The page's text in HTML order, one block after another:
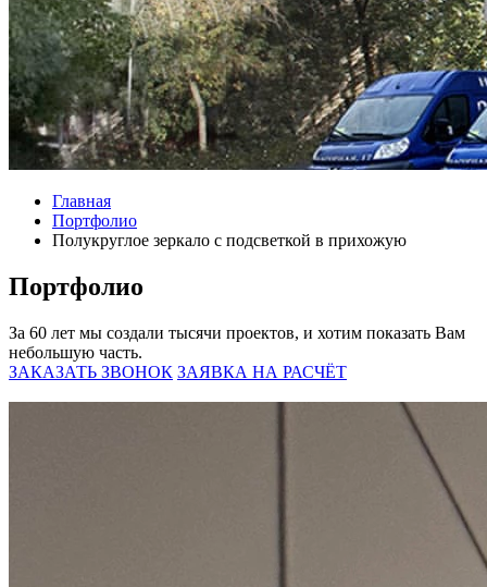
Главная
Портфолио
Полукруглое зеркало с подсветкой в прихожую
Портфолио
За 60 лет мы создали тысячи проектов, и хотим показать Вам
небольшую часть.
ЗАКАЗАТЬ ЗВОНОК ЗАЯВКА НА РАСЧЁТ